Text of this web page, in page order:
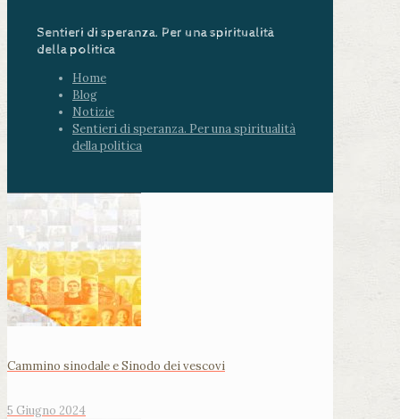
Sentieri di speranza. Per una spiritualità
della politica
Home
Blog
Notizie
Sentieri di speranza. Per una spiritualità
della politica
Cammino sinodale e Sinodo dei vescovi
5 Giugno 2024